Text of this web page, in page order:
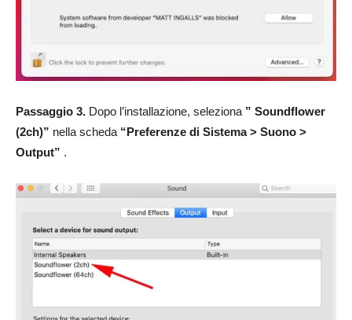
Passaggio 3. Dopo l’installazione, seleziona ” Soundflower
(2ch)” nella scheda “Preferenze di Sistema > Suono >
Output” .